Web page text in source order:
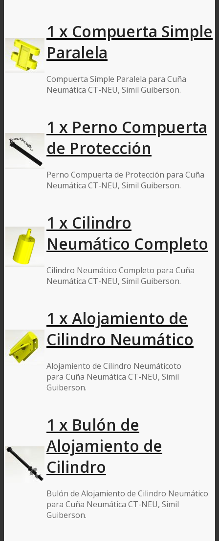
1 x Compuerta Simple
Paralela
Compuerta Simple Paralela para Cuña
Neumática CT-NEU, Simil Guiberson.
1 x Perno Compuerta
de Protección
Perno Compuerta de Protección para Cuña
Neumática CT-NEU, Simil Guiberson.
1 x Cilindro
Neumático Completo
Cilindro Neumático Completo para Cuña
Neumática CT-NEU, Simil Guiberson.
1 x Alojamiento de
Cilindro Neumático
Alojamiento de Cilindro Neumáticoto
para Cuña Neumática CT-NEU, Simil
Guiberson.
1 x Bulón de
Alojamiento de
Cilindro
Bulón de Alojamiento de Cilindro Neumático
para Cuña Neumática CT-NEU, Simil
Guiberson.